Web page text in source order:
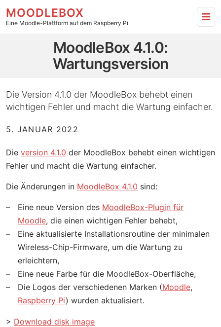
MOODLEBOX
Eine Moodle-Plattform auf dem Raspberry Pi
MoodleBox 4.1.0:
Wartungsversion
Die Version 4.1.0 der MoodleBox behebt einen
wichtigen Fehler und macht die Wartung einfacher.
5. JANUAR 2022
Die version 4.1.0 der MoodleBox behebt einen wichtigen
Fehler und macht die Wartung einfacher.
Die Änderungen in MoodleBox 4.1.0 sind:
Eine neue Version des MoodleBox-Plugin für
Moodle, die einen wichtigen Fehler behebt,
Eine aktualisierte Installationsroutine der minimalen
Wireless-Chip-Firmware, um die Wartung zu
erleichtern,
Eine neue Farbe für die MoodleBox-Oberfläche,
Die Logos der verschiedenen Marken (Moodle,
Raspberry Pi) wurden aktualisiert.
> Download disk image